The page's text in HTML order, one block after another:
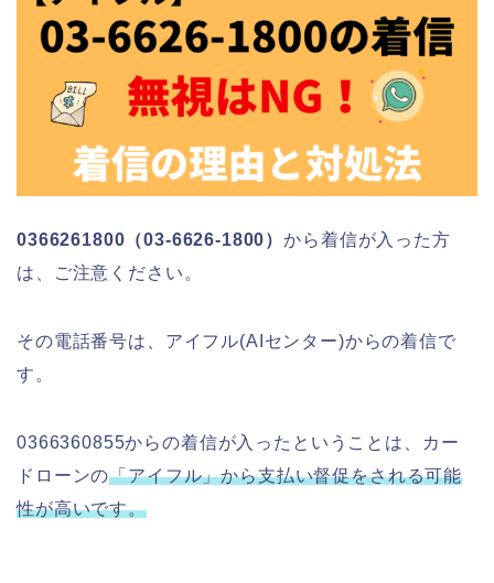
0366261800（03-6626-1800）から着信が入った方
は、ご注意ください。
その電話番号は、アイフル(AIセンター)からの着信で
す。
0366360855からの着信が入ったということは、カー
ドローンの「アイフル」から支払い督促をされる可能
性が高いです。